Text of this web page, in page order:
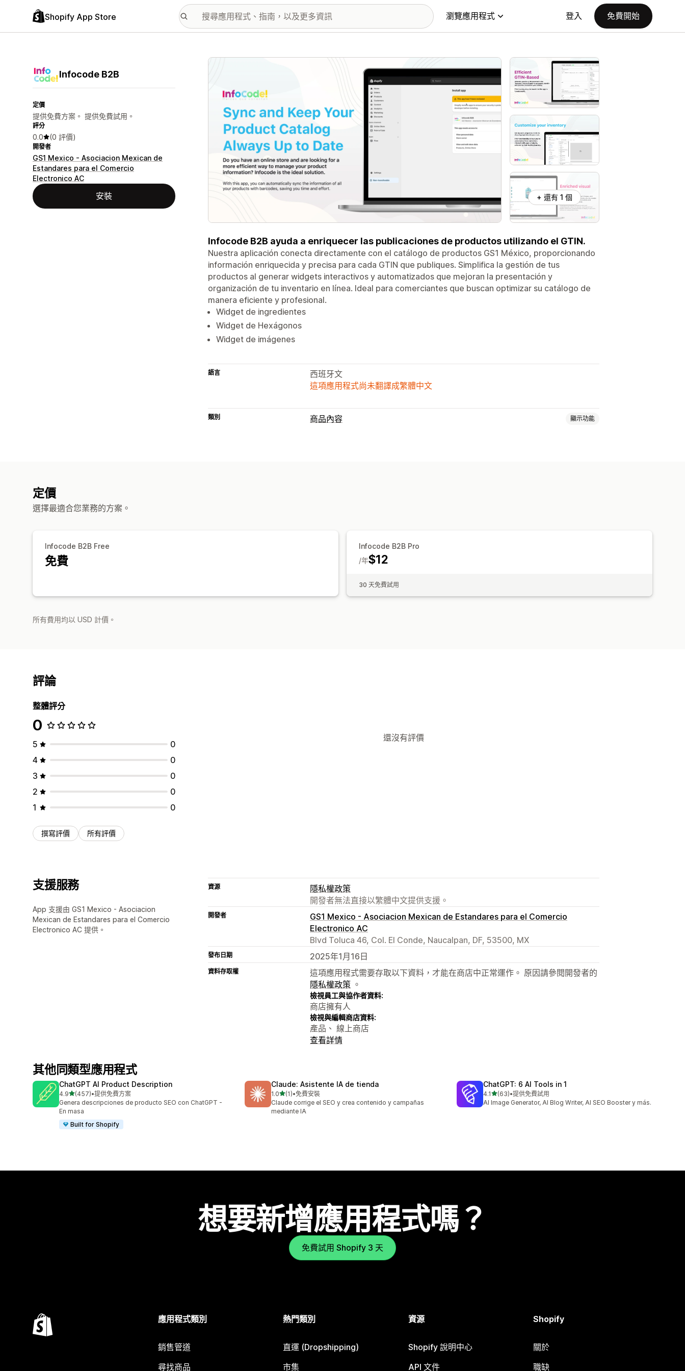
Shopify App Store 瀏覽應用程式 登入 免費開始
Infocode B2B
定價
提供免費方案。 提供免費試用。
評分
0.0 (0 評價)
開發者
GS1 Mexico - Asociacion Mexican de
Estandares para el Comercio
Electronico AC
安裝
主要圖片圖庫
+ 還有 1 個
Infocode B2B ayuda a enriquecer las publicaciones de productos utilizando el GTIN.
Nuestra aplicación conecta directamente con el catálogo de productos GS1 México, proporcionando
información enriquecida y precisa para cada GTIN que publiques. Simplifica la gestión de tus
productos al generar widgets interactivos y automatizados que mejoran la presentación y
organización de tu inventario en línea. Ideal para comerciantes que buscan optimizar su catálogo de
manera eficiente y profesional.
Widget de ingredientes
Widget de Hexágonos
Widget de imágenes
語言
西班牙文
這項應用程式尚未翻譯成繁體中文
類別 商品內容 顯示功能
定價
選擇最適合您業務的方案。
Infocode B2B Free
免費
Infocode B2B Pro
$12
/年
30 天免費試用
所有費用均以 USD 計價。
評論
整體評分
0
5
0
4
0
3
0
2
0
1
0
撰寫評價 所有評價
還沒有評價
支援服務
App 支援由 GS1 Mexico - Asociacion
Mexican de Estandares para el Comercio
Electronico AC 提供。
資源
隱私權政策
開發者無法直接以繁體中文提供支援。
開發者
GS1 Mexico - Asociacion Mexican de Estandares para el Comercio
Electronico AC
Blvd Toluca 46, Col. El Conde, Naucalpan, DF, 53500, MX
發布日期 2025年1月16日
資料存取權
這項應用程式需要存取以下資料，才能在商店中正常運作。 原因請參閱開發者的
隱私權政策 。
檢視員工與協作者資料:
商店擁有人
檢視與編輯商店資料:
產品、 線上商店
查看詳情
其他同類型應用程式
ChatGPT AI Product Description
4.9滿分 5 顆星
(457)
共有 457 則評價
•提供免費方案
Genera descripciones de producto SEO con ChatGPT -
En masa
Built for Shopify
Claude: Asistente IA de tienda
1.0滿分 5 顆星
(1)
共有 1 則評價
•免費安裝
Claude corrige el SEO y crea contenido y campañas
mediante IA
ChatGPT: 6 AI Tools in 1
4.1滿分 5 顆星
(63)
共有 63 則評價
•提供免費試用
AI Image Generator, AI Blog Writer, AI SEO Booster y más.
想要新增應用程式嗎？
免費試用 Shopify 3 天
應用程式類別
銷售管道
尋找商品
熱門類別
直運 (Dropshipping)
市集
資源
Shopify 說明中心
API 文件
Shopify
關於
職缺